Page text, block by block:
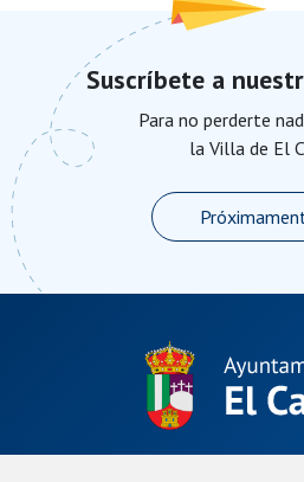
Suscríbete a
Para no perderte
la Villa de El